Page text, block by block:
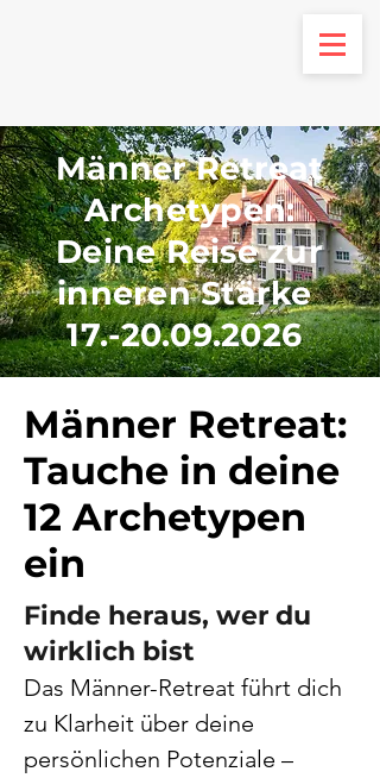
Männer Retreat
Archetypen:
Deine Reise zur
inneren Stärke
17.-20.09.2026
Männer Retreat:
Tauche in deine
12 Archetypen
ein
Finde heraus, wer du
wirklich bist
Das Männer-Retreat führt dich
zu Klarheit über deine
persönlichen Potenziale –